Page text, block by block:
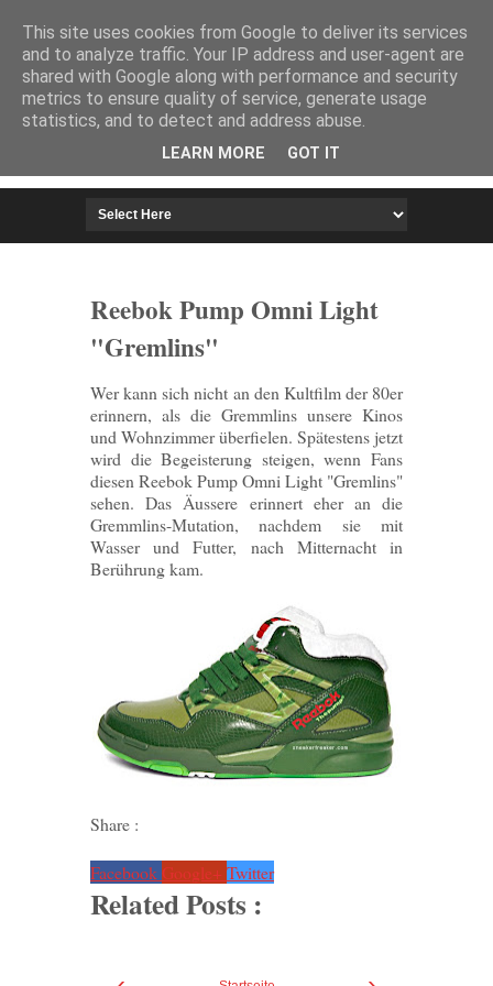
HOME IMPRESSUM
Reebok Pump Omni Light
"Gremlins"
Wer kann sich nicht an den Kultfilm der 80er
erinnern, als die Gremmlins unsere Kinos
und Wohnzimmer überfielen. Spätestens jetzt
wird die Begeisterung steigen, wenn Fans
diesen Reebok Pump Omni Light "Gremlins"
sehen. Das Äussere erinnert eher an die
Gremmlins-Mutation, nachdem sie mit
Wasser und Futter, nach Mitternacht in
Berührung kam.
Share :
Facebook Google+ Twitter
Related Posts :
This site uses cookies from Google to deliver its services
and to analyze traffic. Your IP address and user-agent are
shared with Google along with performance and security
metrics to ensure quality of service, generate usage
statistics, and to detect and address abuse.
LEARN MORE GOT IT